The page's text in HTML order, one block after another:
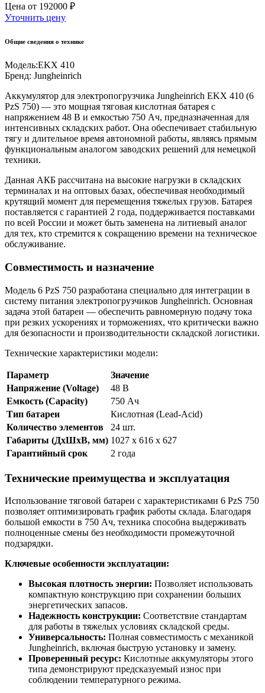
Цена от 192000 ₽
Уточнить цену
Общие сведения о технике
Модель:EKX 410
Бренд: Jungheinrich
Аккумулятор для электропогрузчика Jungheinrich EKX 410 (6
PzS 750) — это мощная тяговая кислотная батарея с
напряжением 48 В и емкостью 750 Ач, предназначенная для
интенсивных складских работ. Она обеспечивает стабильную
тягу и длительное время автономной работы, являясь прямым
функциональным аналогом заводских решений для немецкой
техники.
Данная АКБ рассчитана на высокие нагрузки в складских
терминалах и на оптовых базах, обеспечивая необходимый
крутящий момент для перемещения тяжелых грузов. Батарея
поставляется с гарантией 2 года, поддерживается поставками
по всей России и может быть заменена на литиевый аналог
для тех, кто стремится к сокращению времени на техническое
обслуживание.
Совместимость и назначение
Модель 6 PzS 750 разработана специально для интеграции в
систему питания электропогрузчиков Jungheinrich. Основная
задача этой батареи — обеспечить равномерную подачу тока
при резких ускорениях и торможениях, что критически важно
для безопасности и производительности складской логистики.
Технические характеристики модели:
Параметр
Значение
Напряжение (Voltage)
48 В
Емкость (Capacity)
750 Ач
Тип батареи
Кислотная (Lead-Acid)
Количество элементов
24 шт.
Габариты (ДхШхВ, мм) 1027 x 616 x 627
Гарантийный срок
2 года
Технические преимущества и эксплуатация
Использование тяговой батареи с характеристиками 6 PzS 750
позволяет оптимизировать график работы склада. Благодаря
большой емкости в 750 Ач, техника способна выдерживать
полноценные смены без необходимости промежуточной
подзарядки.
Ключевые особенности эксплуатации:
Высокая плотность энергии: Позволяет использовать
компактную конструкцию при сохранении больших
энергетических запасов.
Надежность конструкции: Соответствие стандартам
для работы в тяжелых условиях складской среды.
Универсальность: Полная совместимость с механикой
Jungheinrich, включая быструю установку и замену.
Проверенный ресурс: Кислотные аккумуляторы этого
типа демонстрируют предсказуемый износ при
соблюдении температурного режима.